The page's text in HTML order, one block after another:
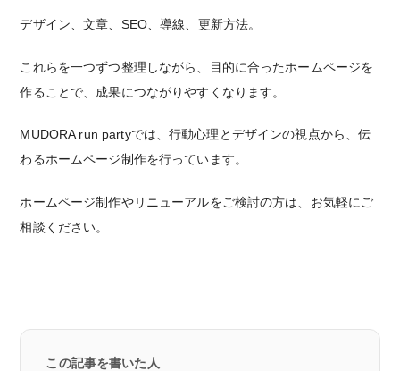
デザイン、文章、SEO、導線、更新方法。
これらを一つずつ整理しながら、目的に合ったホームページを
作ることで、成果につながりやすくなります。
MUDORA run partyでは、行動心理とデザインの視点から、伝
わるホームページ制作を行っています。
ホームページ制作やリニューアルをご検討の方は、お気軽にご
相談ください。
この記事を書いた人